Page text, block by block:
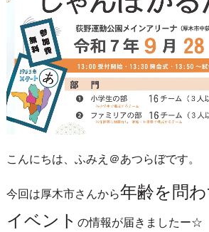
こんにちは、ふみえ＠あつらぼです。
今回は厚木市さんから年齢を問
イベント の情報が届きましたー☆